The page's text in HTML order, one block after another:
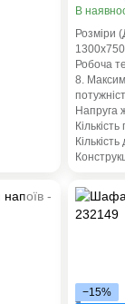
В
Розміри
Робоча
8.
Напруга
−15%